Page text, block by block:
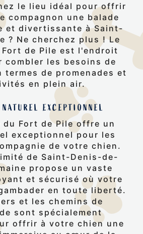
le lieu idéal pour offrir
compagnon une balade
et divertissante à Saint-
? Ne cherchez plus ! Le
Fort de Pile est l'endroit
combler les besoins de
termes de promenades et
en plein air.
EXCEPTIONNEL
du Fort de Pile offre un
exceptionnel pour les
de votre chien.
de Saint-Denis-de-
propose un vaste
et sécurisé où votre
en toute liberté.
et les chemins de
sont spécialement
offrir à votre chien une